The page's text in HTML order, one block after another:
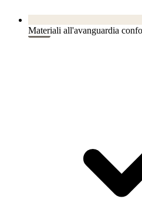
Materiali all'avanguardia